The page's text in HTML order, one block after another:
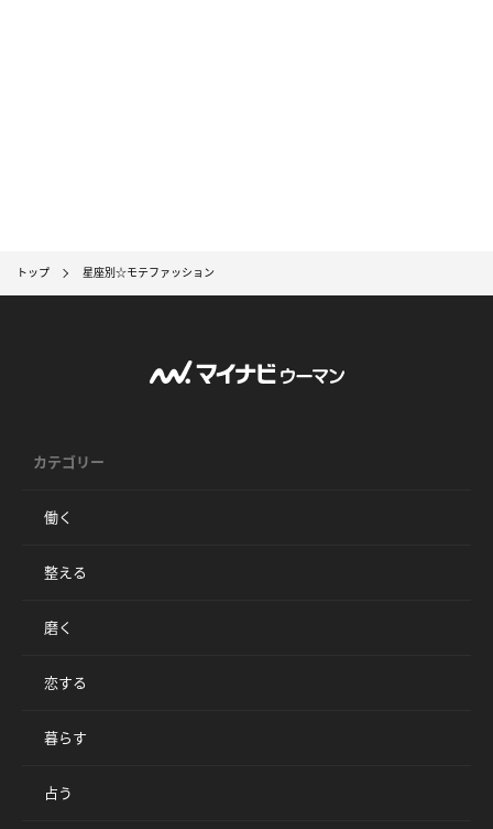
トップ 星座別☆モテファッション
カテゴリー
働く
整える
磨く
恋する
暮らす
占う